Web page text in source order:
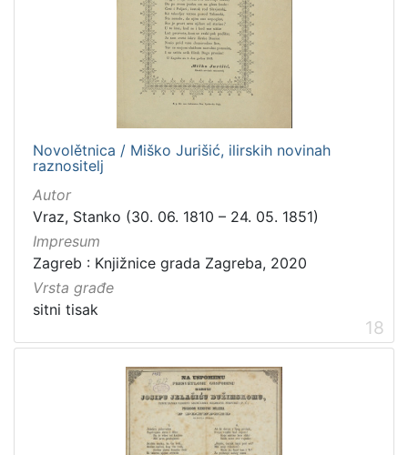
Novolětnica / Miško Jurišić, ilirskih novinah
raznositelj
Autor
Vraz, Stanko (30. 06. 1810 – 24. 05. 1851)
Impresum
Zagreb : Knjižnice grada Zagreba, 2020
Vrsta građe
sitni tisak
18